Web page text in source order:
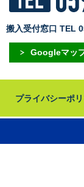
搬入受付窓口 TEL
Googleマッ
プライバシーポ